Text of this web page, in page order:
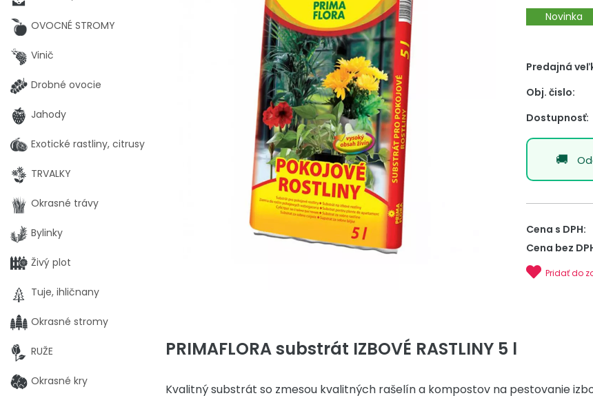
Novinka
Predajná
Obj. čislo:
Dostupnosť:
Cena s DPH:
Cena bez
Pridať do
PRIMAFLORA substrát IZBOVÉ RASTLINY 5 l
Kvalitný substrát so zmesou kvalitných rašelín a kompostov na pestovanie
OVOCNÉ STROMY
Vinič
Drobné ovocie
Jahody
Exotické rastliny, citrusy
TRVALKY
Okrasné trávy
Bylinky
Živý plot
Tuje, ihličnany
Okrasné stromy
RUŽE
Okrasné kry